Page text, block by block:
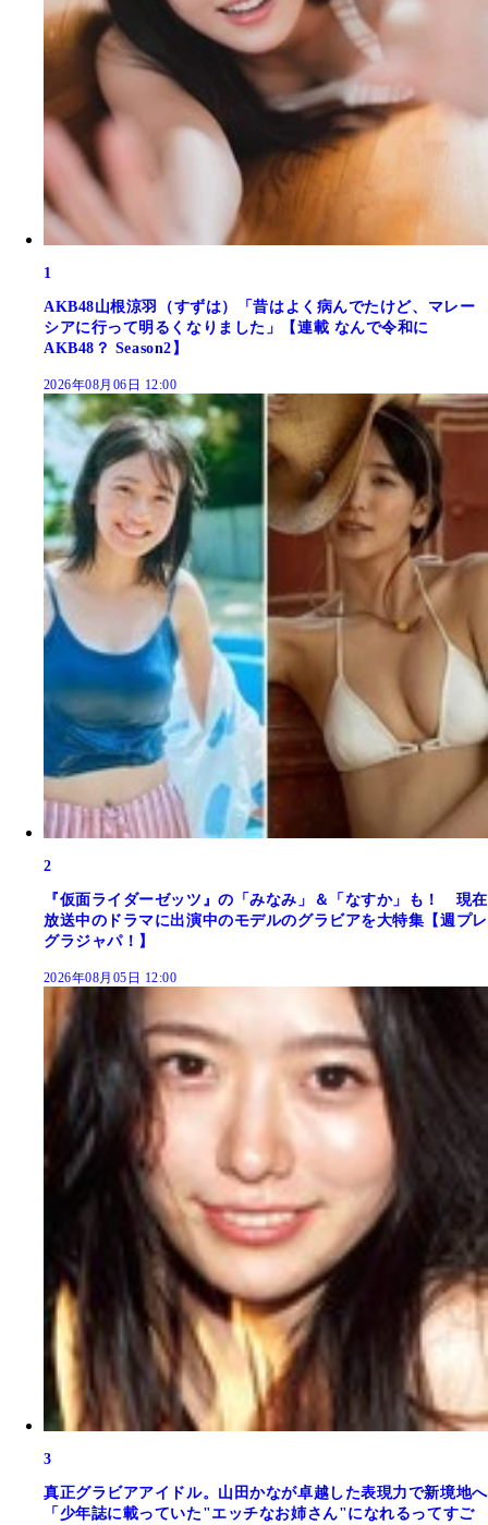
1
AKB48山根涼羽（すずは）「昔はよく病んでたけど、マレー
シアに行って明るくなりました」【連載 なんで令和に
AKB48？ Season2】
2026年08月06日 12:00
2
『仮面ライダーゼッツ』の「みなみ」＆「なすか」も！ 現在
放送中のドラマに出演中のモデルのグラビアを大特集【週プレ
グラジャパ！】
2026年08月05日 12:00
3
真正グラビアアイドル。山田かなが卓越した表現力で新境地へ
「少年誌に載っていた"エッチなお姉さん"になれるってすご